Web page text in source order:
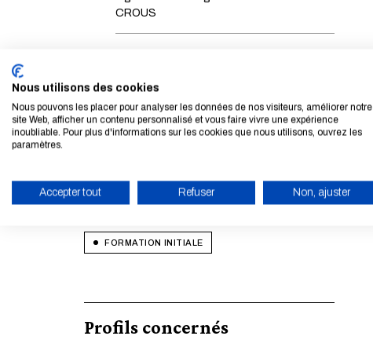
CROUS
5 •
critères sociaux des élèves-ingénieurs
instruites et prises en charge par le
CROUS
Thématiques
FORMATION INITIALE
Profils concernés
Nous utilisons des cookies
Nous pouvons les placer pour analyser les données de nos visiteurs, améliorer notre
site Web, afficher un contenu personnalisé et vous faire vivre une expérience
inoubliable. Pour plus d'informations sur les cookies que nous utilisons, ouvrez les
paramètres.
Accepter tout Refuser Non, ajuster